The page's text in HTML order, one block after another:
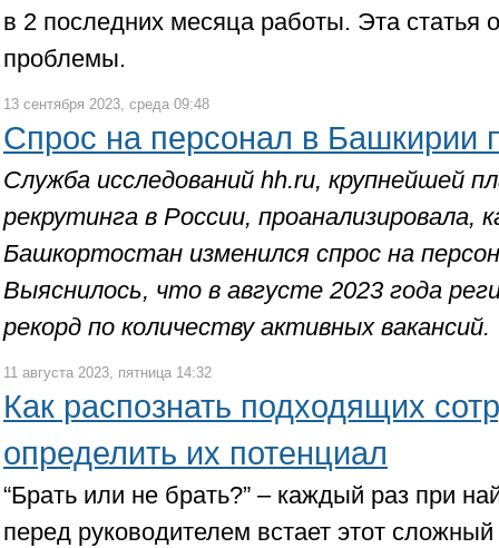
в 2 последних месяца работы. Эта статья
проблемы.
13 сентября 2023, среда 09:48
Спрос на персонал в Башкирии
Служба исследований hh.ru, крупнейшей
рекрутинга в России, проанализировала,
Башкортостан изменился спрос на
Выяснилось, что в августе 2023 года
рекорд по количеству активных вакансий.
11 августа 2023, пятница 14:32
Как распознать подходящих
определить их потенциал
“Брать или не брать?” – каждый раз при
перед руководителем встает этот